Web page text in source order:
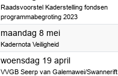
Raadsvoorstel Kaderstelling fondsen
programmabegroting 2023
maandag 8 mei2023
Kadernota Veiligheid
woensdag 19 april2023
VVGB Seerp van Galemawei/Swannerift